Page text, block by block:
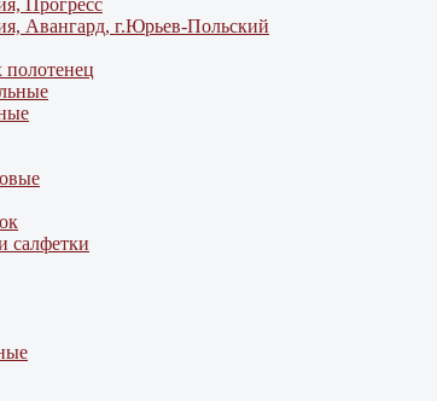
Прогресс
Авангард, г.Юрьев-Польский
салфетки